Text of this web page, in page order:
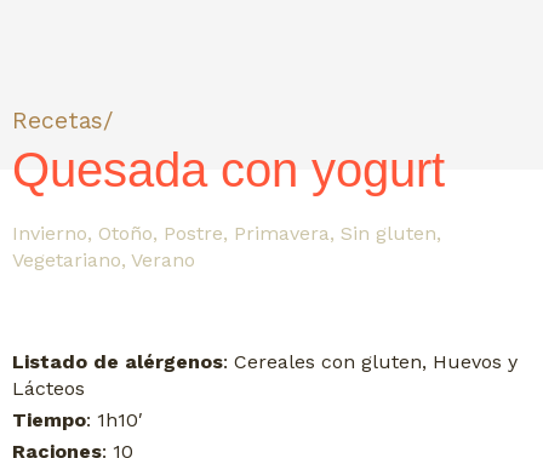
Recetas/
Quesada con yogurt
Invierno, Otoño, Postre, Primavera, Sin gluten,
Vegetariano, Verano
Listado de alérgenos: Cereales con gluten, Huevos y
Lácteos
Tiempo: 1h10′
Raciones: 10